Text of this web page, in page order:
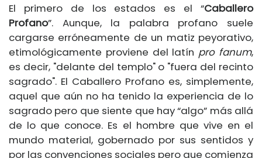
El primero de los estados es el “Caballero
Profano”. Aunque, la palabra profano suele
cargarse erróneamente de un matiz peyorativo,
etimológicamente proviene del latín pro fanum,
es decir, "delante del templo" o "fuera del recinto
sagrado". El Caballero Profano es, simplemente,
aquel que aún no ha tenido la experiencia de lo
sagrado pero que siente que hay “algo” más allá
de lo que conoce. Es el hombre que vive en el
mundo material, gobernado por sus sentidos y
por las convenciones sociales pero que comienza